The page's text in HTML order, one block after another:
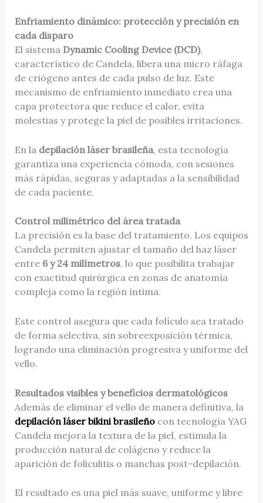
Enfriamiento dinámico: protección y precisión en
cada disparo
El sistema Dynamic Cooling Device (DCD),
característico de Candela, libera una micro ráfaga
de criógeno antes de cada pulso de luz. Este
mecanismo de enfriamiento inmediato crea una
capa protectora que reduce el calor, evita
molestias y protege la piel de posibles irritaciones.
En la depilación láser brasileña, esta tecnología
garantiza una experiencia cómoda, con sesiones
más rápidas, seguras y adaptadas a la sensibilidad
de cada paciente.
Control milimétrico del área tratada
La precisión es la base del tratamiento. Los equipos
Candela permiten ajustar el tamaño del haz láser
entre 6 y 24 milímetros, lo que posibilita trabajar
con exactitud quirúrgica en zonas de anatomía
compleja como la región íntima.
Este control asegura que cada folículo sea tratado
de forma selectiva, sin sobreexposición térmica,
logrando una eliminación progresiva y uniforme del
vello.
Resultados visibles y beneficios dermatológicos
Además de eliminar el vello de manera definitiva, la
depilación láser bikini brasileñocon tecnología YAG
Candela mejora la textura de la piel, estimula la
producción natural de colágeno y reduce la
aparición de foliculitis o manchas post-depilación.
El resultado es una piel más suave, uniforme y libre